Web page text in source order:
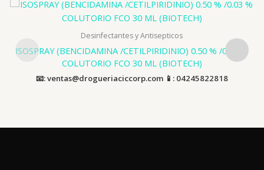
Desinfectantes y Antisepticos
ISOSPRAY (BENCIDAMINA /CETILPIRIDINIO) 0.50 % /0.03 %
COLUTORIO FCO 30 ML (BIOTECH)
📧: ventas@drogueriaciccorp.com 📱: 04245822818